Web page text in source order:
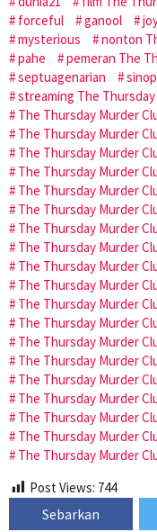
forceful
ganool
mysterious
nonton
pahe
pemeran The
septuagenarian
streaming The
The Thursday Murder
The Thursday Murder
The Thursday Murder
The Thursday Murder
The Thursday Murder
The Thursday Murder
The Thursday Murder
The Thursday Murder
The Thursday Murder
The Thursday Murder
The Thursday Murder
The Thursday Murder
The Thursday Murder
The Thursday Murder
The Thursday Murder
The Thursday Murder
The Thursday Murder
The Thursday Murder
The Thursday Murder
Post Views: 744
Sebarkan